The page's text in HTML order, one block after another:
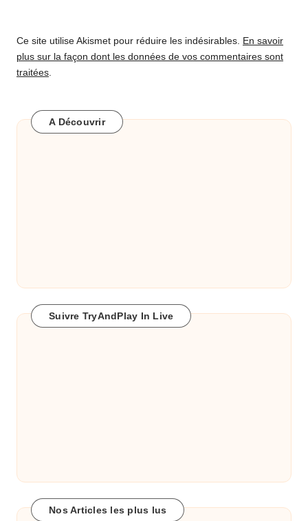
Ce site utilise Akismet pour réduire les indésirables. En savoir
plus sur la façon dont les données de vos commentaires sont
traitées.
A Découvrir
Suivre TryAndPlay In Live
Nos Articles les plus lus